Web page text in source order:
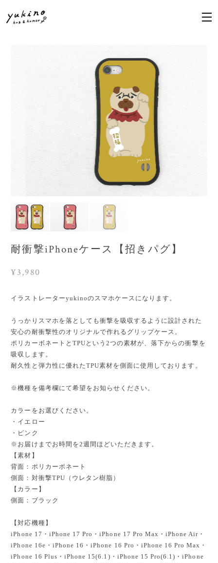
耐衝撃iPhoneケース【招きパグ】
¥3,980
イラストレーターyukinoのスマホケースになります。
うっかりスマホを落としても衝撃を吸収するように設計された
安心の耐衝撃性のオリジナルで作れるグリップケース。
ポリカーボネートとTPUという2つの素材が、落下からの衝撃を
吸収します。
耐久性と弾力性に優れたTPU素材を側面に使用しております。
※機種を備考欄にて希望をお知らせください。
カラーをお選びください。
・イエロー
・ピンク
※お届けまでお時間を2週間ほどいただきます。
【素材】
背面：ポリカーボネート
側面：対衝撃TPU（ウレタン樹脂）
【カラー】
側面：ブラック
【対応機種】
iPhone 17・iPhone 17 Pro・iPhone 17 Pro Max・iPhone Air・
iPhone 16e・iPhone 16・iPhone 16 Pro・iPhone 16 Pro Max・
iPhone 16 Plus・iPhone 15(6.1)・iPhone 15 Pro(6.1)・iPhone